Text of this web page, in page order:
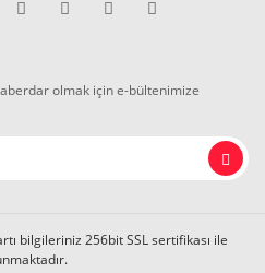
olmak için e-bültenimize
bilgileriniz 256bit SSL sertifikası ile